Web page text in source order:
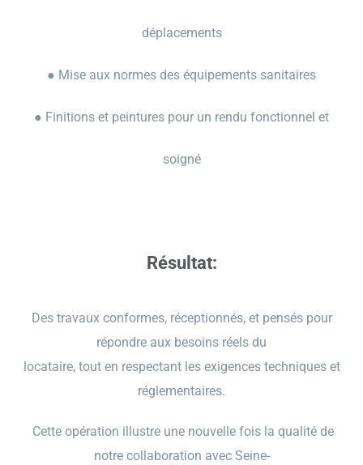
déplacements
● Mise aux normes des équipements sanitaires
● Finitions et peintures pour un rendu fonctionnel et
soigné
Résultat:
Des travaux conformes, réceptionnés, et pensés pour
répondre aux besoins réels du
locataire, tout en respectant les exigences techniques et
réglementaires.
Cette opération illustre une nouvelle fois la qualité de
notre collaboration avec Seine-